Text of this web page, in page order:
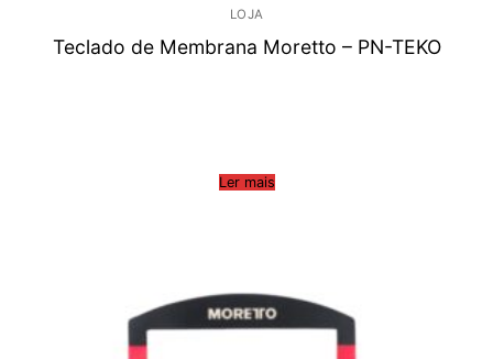
LOJA
Teclado de Membrana Moretto – PN-TEKO
Ler mais